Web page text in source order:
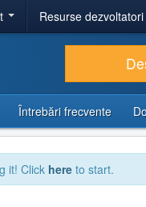
Resurse dezvoltatori
Întrebări frecvente
it! Click here to start.